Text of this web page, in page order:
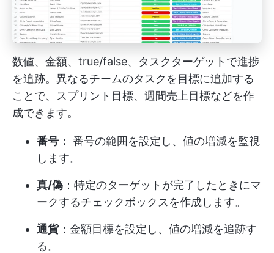
数値、金額、true/false、タスクターゲットで進捗
を追跡。異なるチームのタスクを目標に追加する
ことで、スプリント目標、週間売上目標などを作
成できます。
番号： 番号の範囲を設定し、値の増減を監視
します。
真/偽 ：特定のターゲットが完了したときにマ
ークするチェックボックスを作成します。
通貨：金額目標を設定し、値の増減を追跡す
る。